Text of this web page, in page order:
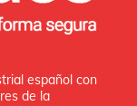
español con
de la